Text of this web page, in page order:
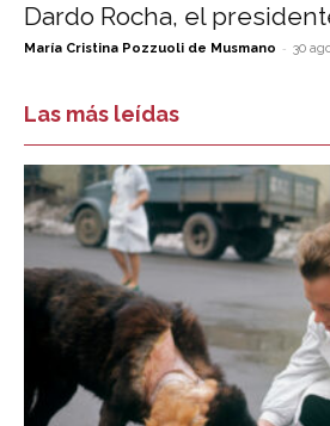
Dardo Rocha, el
María Cristina Pozzuoli de Musmano - 30
Las más leídas